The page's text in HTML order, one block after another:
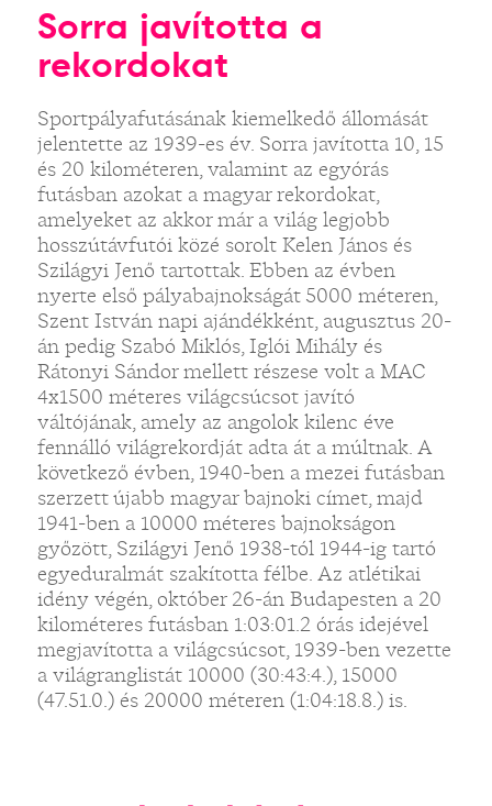
Sorra javította a
rekordokat
Sportpályafutásának kiemelkedő állomását
jelentette az 1939-es év. Sorra javította 10, 15
és 20 kilométeren, valamint az egyórás
futásban azokat a magyar rekordokat,
amelyeket az akkor már a világ legjobb
hosszútávfutói közé sorolt Kelen János és
Szilágyi Jenő tartottak. Ebben az évben
nyerte első pályabajnokságát 5000 méteren,
Szent István napi ajándékként, augusztus 20-
án pedig Szabó Miklós, Iglói Mihály és
Rátonyi Sándor mellett részese volt a MAC
4x1500 méteres világcsúcsot javító
váltójának, amely az angolok kilenc éve
fennálló világrekordját adta át a múltnak. A
következő évben, 1940-ben a mezei futásban
szerzett újabb magyar bajnoki címet, majd
1941-ben a 10000 méteres bajnokságon
győzött, Szilágyi Jenő 1938-tól 1944-ig tartó
egyeduralmát szakította félbe. Az atlétikai
idény végén, október 26-án Budapesten a 20
kilométeres futásban 1:03:01.2 órás idejével
megjavította a világcsúcsot, 1939-ben vezette
a világranglistát 10000 (30:43:4.), 15000
(47.51.0.) és 20000 méteren (1:04:18.8.) is.